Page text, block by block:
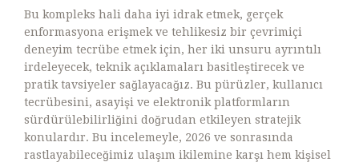
Bu kompleks hali daha iyi idrak etmek, gerçek
enformasyona erişmek ve tehlikesiz bir çevrimiçi
deneyim tecrübe etmek için, her iki unsuru ayrıntılı
irdeleyecek, teknik açıklamaları basitleştirecek ve
pratik tavsiyeler sağlayacağız. Bu pürüzler, kullanıcı
tecrübesini, asayişi ve elektronik platformların
sürdürülebilirliğini doğrudan etkileyen stratejik
konulardır. Bu incelemeyle, 2026 ve sonrasında
rastlayabileceğimiz ulaşım ikilemine karşı hem kişisel